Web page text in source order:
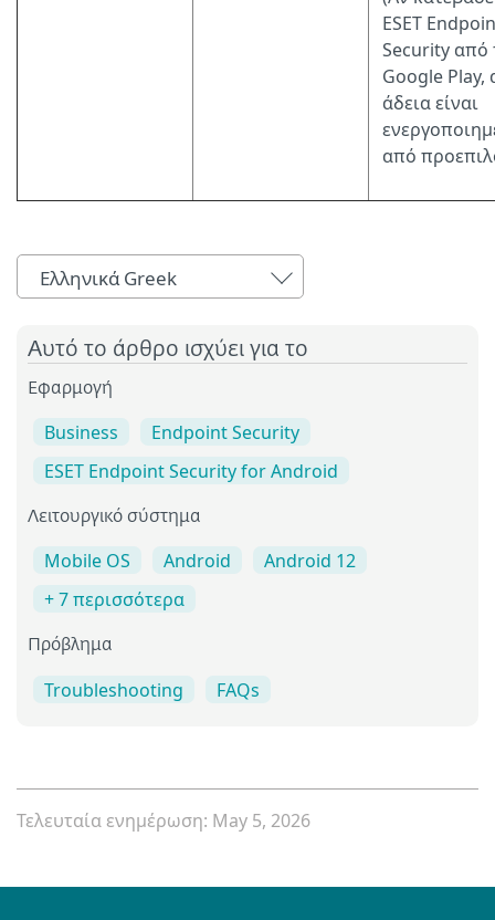
ESET
Security από
Google Play,
άδεια είναι
από
Ελληνικά Greek
Αυτό το άρθρο ισχύει για το
Εφαρμογή
Business
Endpoint Security
ESET Endpoint Security for Android
Λειτουργικό σύστημα
Mobile OS Android
Android 12
+ 7 περισσότερα
Πρόβλημα
Troubleshooting FAQs
Τελευταία ενημέρωση: May 5, 2026